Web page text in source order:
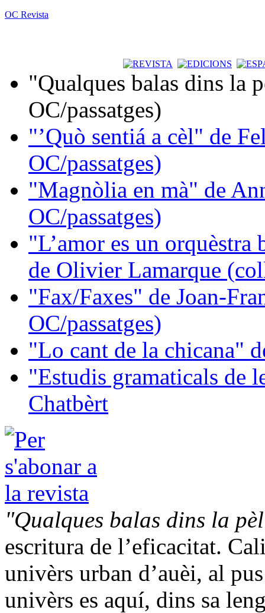
OC Revista
"Qualques balas dins la
OC/passatges)
"’Quò sentiá a cèl" de
OC/passatges)
"Magnòlia en mà" de
OC/passatges)
"L’amor es un orquèstra
de Olivier Lamarque
"Fax/Faxes" de Joan-
OC/passatges)
"Lo cant de la chicana"
"Estudis gramaticals de
Chatbèrt
"Qualques balas dins la pèl
escritura de l’eficacitat.
univèrs urban d’auèi, al
univèrs es aquí, dins sa